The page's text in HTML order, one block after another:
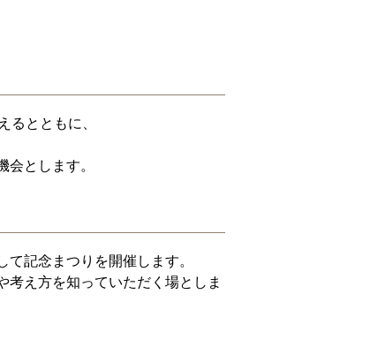
とともに、
とします。
記念まつりを開催します。
え方を知っていただく場としま